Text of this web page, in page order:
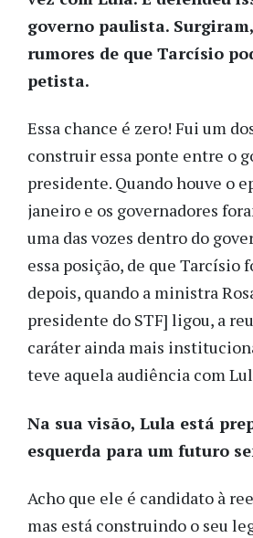
governo paulista.
rumores de que Tarcísio
petista.
Essa chance é zero! Fui um
construir essa ponte entre o
presidente. Quando houve o
janeiro e os governadores
uma das vozes dentro do
essa posição, de que Tarcísio
depois, quando a ministra
presidente do STF] ligou, a
caráter ainda mais
teve aquela audiência com
Na sua visão, Lula está
esquerda para um futuro
Acho que ele é candidato à
mas está construindo o seu